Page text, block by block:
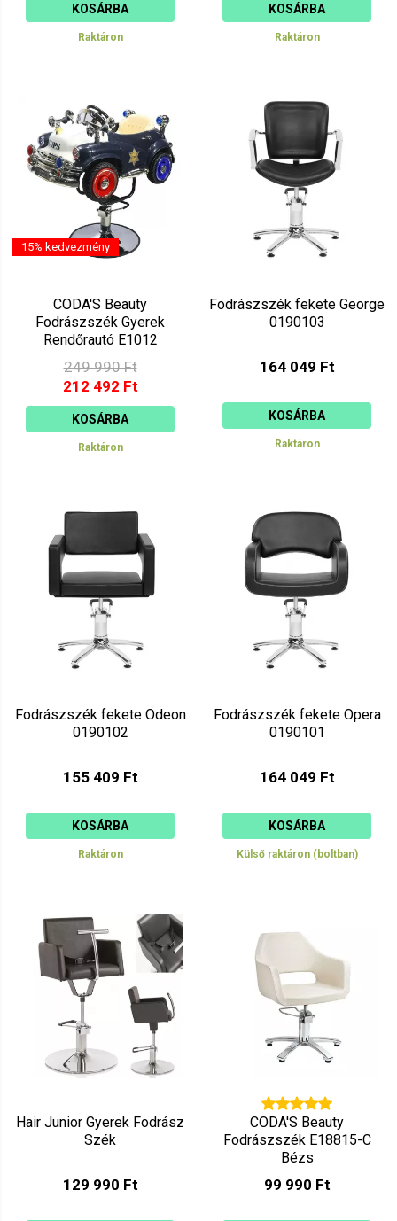
KOSÁRBA
Raktáron
KOSÁRBA
Raktáron
15% kedvezmény
CODA'S Beauty
Fodrászszék Gyerek
Rendőrautó E1012
249 990 Ft
212 492 Ft
KOSÁRBA
Raktáron
Fodrászszék fekete George
0190103
164 049 Ft
KOSÁRBA
Raktáron
Fodrászszék fekete Odeon
0190102
155 409 Ft
KOSÁRBA
Raktáron
Fodrászszék fekete Opera
0190101
164 049 Ft
KOSÁRBA
Külső raktáron (boltban)
Hair Junior Gyerek Fodrász
Szék
129 990 Ft
CODA'S Beauty
Fodrászszék E18815-C
Bézs
99 990 Ft